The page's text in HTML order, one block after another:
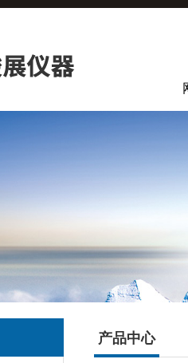
产品中心